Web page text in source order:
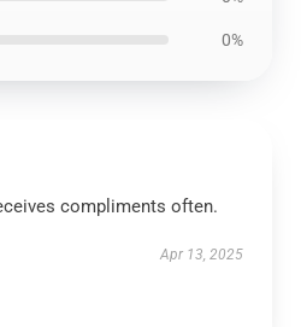
0%
compliments often.
Apr 13, 2025